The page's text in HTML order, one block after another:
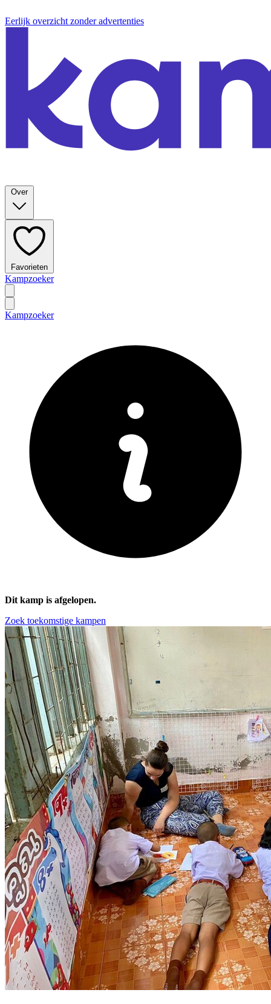
Eerlijk overzicht zonder advertenties
Over
Favorieten
Kampzoeker
Kampzoeker
Dit kamp is afgelopen.
Zoek toekomstige kampen